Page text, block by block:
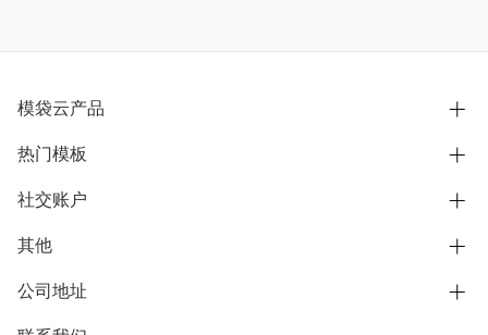
模袋云产品
别墅设计营销
模型协同展示分享
别墅社区
热门模板
欧式别墅
中式别墅
社交账户
B站
抖音
微信公众号
其他
用户服务协议
隐私政策
公司地址